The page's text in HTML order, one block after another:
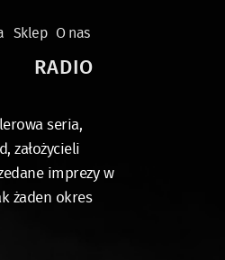
Sklep O nas
RADIO
seria,
założycieli
imprezy w
żaden okres